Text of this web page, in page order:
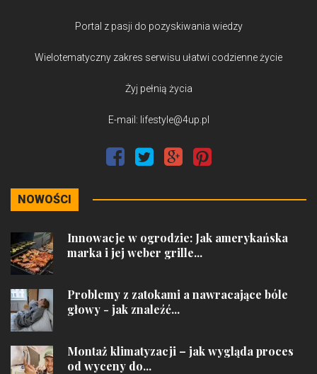
Portal z pasji do pozyskiwania wiedzy
Wielotematyczny zakres serwisu ułatwi codzienne życie
Żyj pełnią życia
E-mail: lifestyle@4up.pl
NOWOŚCI
Innowacje w ogrodzie: Jak amerykańska
marka i jej weber grille...
Problemy z zatokami a nawracające bóle
głowy - jak znaleźć...
Montaż klimatyzacji – jak wygląda proces
od wyceny do...